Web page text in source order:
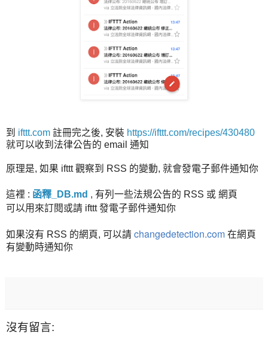
到 ifttt.com 註冊完之後, 安裝 https://ifttt.com/recipes/430480
就可以收到法律公告的 email 通知
原理是, 如果 ifttt 觀察到 RSS 的變動, 就會發電子郵件通知你
這裡 : 函釋_DB.md , 有列一些法規公告的 RSS 或 網頁
可以用來訂閱或請 ifttt 發電子郵件通知你
如果沒有 RSS 的網頁, 可以請 changedetection.com 在網頁
有變動時通知你
沒有留言: